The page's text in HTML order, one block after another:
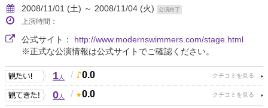
2008/11/01 (土) ～ 2008/11/04 (火)
公演終了
上演時間：
公式サイト： http://www.modernswimmers.com/stage.html
※正式な公演情報は公式サイトでご確認ください。
1人 / 0.0
0人 / 0.0